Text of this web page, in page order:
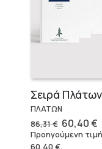
ΠΛΑΤΩΝ
86,31€ Original
price
was:
60,40€Η
Προηγούμενη
60,40€.